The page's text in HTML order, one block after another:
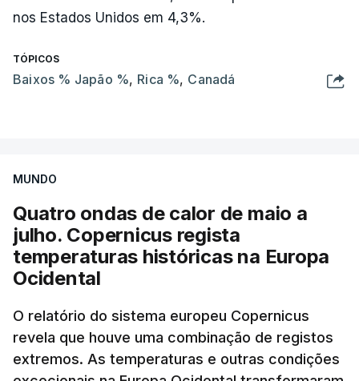
nos Estados Unidos em 4,3%.
TÓPICOS
Baixos % Japão %, Rica %, Canadá
MUNDO
Quatro ondas de calor de maio a
julho. Copernicus regista
temperaturas históricas na Europa
Ocidental
O relatório do sistema europeu Copernicus
revela que houve uma combinação de registos
extremos. As temperaturas e outras condições